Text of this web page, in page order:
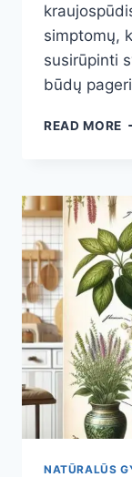
simptomų,
susirūpinti
būdų
READ MORE 3
NATŪRALŪS